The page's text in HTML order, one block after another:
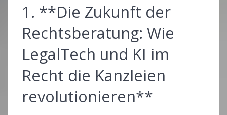
1. **Die Zukunft der
Rechtsberatung: Wie
LegalTech und KI im
Recht die Kanzleien
revolutionieren**